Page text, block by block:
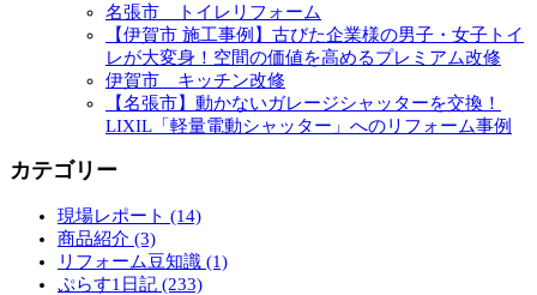
名張市 トイレリフォーム
【伊賀市 施工事例】古びた企業様の男子・女子トイ
レが大変身！空間の価値を高めるプレミアム改修
伊賀市 キッチン改修
【名張市】動かないガレージシャッターを交換！
LIXIL「軽量電動シャッター」へのリフォーム事例
カテゴリー
現場レポート (14)
商品紹介 (3)
リフォーム豆知識 (1)
ぷらす1日記 (233)